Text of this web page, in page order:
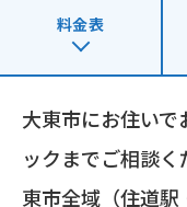
料金表
大東市にお住い
ックまでご相談
東市全域（住道駅